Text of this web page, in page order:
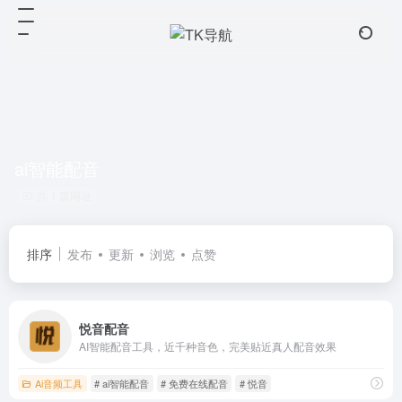
排序 发布 更新 浏览 点赞
悦音配音
AI智能配音工具，近千种音色，完美贴近真人配音效果
Ai音频工具 # ai智能配音 # 免费在线配音 # 悦音